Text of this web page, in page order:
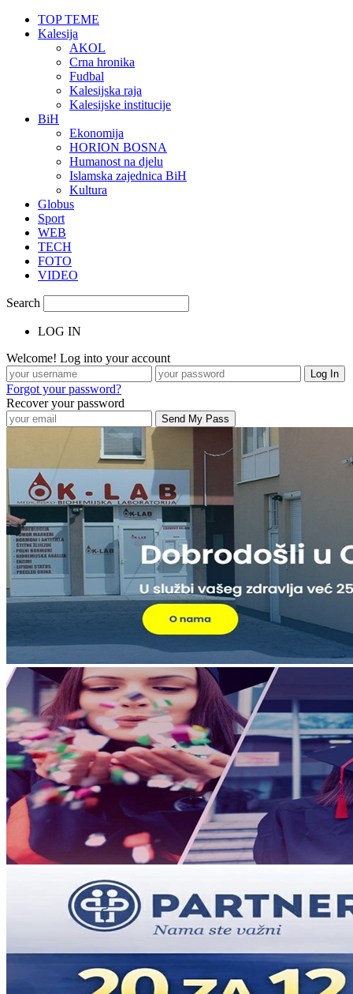
TOP TEME
Kalesija
AKOL
Crna hronika
Fudbal
Kalesijska raja
Kalesijske institucije
BiH
Ekonomija
HORION BOSNA
Humanost na djelu
Islamska zajednica BiH
Kultura
Globus
Sport
WEB
TECH
FOTO
VIDEO
Search
LOG IN
Welcome! Log into your account
Forgot your password?
Recover your password